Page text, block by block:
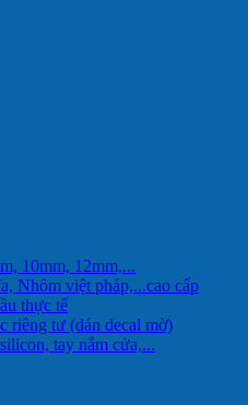
10mm, 12mm,...
Nhôm việt pháp,...cao cấp
thực tế
riêng tư (dán decal mờ)
tay nắm cửa,...